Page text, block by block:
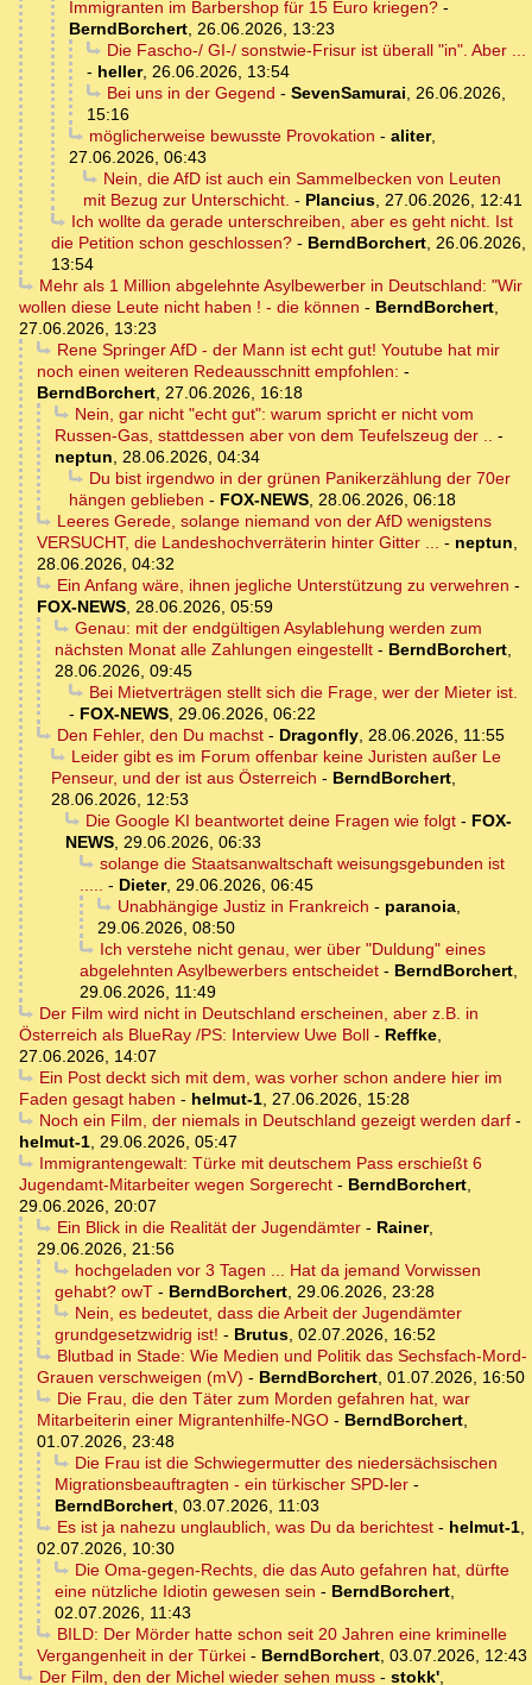
Immigranten im Barbershop für 15 Euro kriegen? -
BerndBorchert, 26.06.2026, 13:23
Die Fascho-/ GI-/ sonstwie-Frisur ist überall "in". Aber ...
- heller, 26.06.2026, 13:54
Bei uns in der Gegend - SevenSamurai, 26.06.2026,
15:16
möglicherweise bewusste Provokation - aliter,
27.06.2026, 06:43
Nein, die AfD ist auch ein Sammelbecken von Leuten
mit Bezug zur Unterschicht. - Plancius, 27.06.2026, 12:41
Ich wollte da gerade unterschreiben, aber es geht nicht. Ist
die Petition schon geschlossen? - BerndBorchert, 26.06.2026,
13:54
Mehr als 1 Million abgelehnte Asylbewerber in Deutschland: "Wir
wollen diese Leute nicht haben ! - die können - BerndBorchert,
27.06.2026, 13:23
Rene Springer AfD - der Mann ist echt gut! Youtube hat mir
noch einen weiteren Redeausschnitt empfohlen: -
BerndBorchert, 27.06.2026, 16:18
Nein, gar nicht "echt gut": warum spricht er nicht vom
Russen-Gas, stattdessen aber von dem Teufelszeug der .. -
neptun, 28.06.2026, 04:34
Du bist irgendwo in der grünen Panikerzählung der 70er
hängen geblieben - FOX-NEWS, 28.06.2026, 06:18
Leeres Gerede, solange niemand von der AfD wenigstens
VERSUCHT, die Landeshochverräterin hinter Gitter ... - neptun,
28.06.2026, 04:32
Ein Anfang wäre, ihnen jegliche Unterstützung zu verwehren -
FOX-NEWS, 28.06.2026, 05:59
Genau: mit der endgültigen Asylablehung werden zum
nächsten Monat alle Zahlungen eingestellt - BerndBorchert,
28.06.2026, 09:45
Bei Mietverträgen stellt sich die Frage, wer der Mieter ist.
- FOX-NEWS, 29.06.2026, 06:22
Den Fehler, den Du machst- Dragonfly, 28.06.2026, 11:55
Leider gibt es im Forum offenbar keine Juristen außer Le
Penseur, und der ist aus Österreich - BerndBorchert,
28.06.2026, 12:53
Die Google KI beantwortet deine Fragen wie folgt- FOX-
NEWS, 29.06.2026, 06:33
solange die Staatsanwaltschaft weisungsgebunden ist
..... - Dieter, 29.06.2026, 06:45
Unabhängige Justiz in Frankreich - paranoia,
29.06.2026, 08:50
Ich verstehe nicht genau, wer über "Duldung" eines
abgelehnten Asylbewerbers entscheidet - BerndBorchert,
29.06.2026, 11:49
Der Film wird nicht in Deutschland erscheinen, aber z.B. in
Österreich als BlueRay /PS: Interview Uwe Boll - Reffke,
27.06.2026, 14:07
Ein Post deckt sich mit dem, was vorher schon andere hier im
Faden gesagt haben - helmut-1, 27.06.2026, 15:28
Noch ein Film, der niemals in Deutschland gezeigt werden darf-
helmut-1, 29.06.2026, 05:47
Immigrantengewalt: Türke mit deutschem Pass erschießt 6
Jugendamt-Mitarbeiter wegen Sorgerecht - BerndBorchert,
29.06.2026, 20:07
Ein Blick in die Realität der Jugendämter- Rainer,
29.06.2026, 21:56
hochgeladen vor 3 Tagen ... Hat da jemand Vorwissen
gehabt? owT - BerndBorchert, 29.06.2026, 23:28
Nein, es bedeutet, dass die Arbeit der Jugendämter
grundgesetzwidrig ist! - Brutus, 02.07.2026, 16:52
Blutbad in Stade: Wie Medien und Politik das Sechsfach-Mord-
Grauen verschweigen (mV) - BerndBorchert, 01.07.2026, 16:50
Die Frau, die den Täter zum Morden gefahren hat, war
Mitarbeiterin einer Migrantenhilfe-NGO - BerndBorchert,
01.07.2026, 23:48
Die Frau ist die Schwiegermutter des niedersächsischen
Migrationsbeauftragten - ein türkischer SPD-ler -
BerndBorchert, 03.07.2026, 11:03
Es ist ja nahezu unglaublich, was Du da berichtest- helmut-1,
02.07.2026, 10:30
Die Oma-gegen-Rechts, die das Auto gefahren hat, dürfte
eine nützliche Idiotin gewesen sein - BerndBorchert,
02.07.2026, 11:43
BILD: Der Mörder hatte schon seit 20 Jahren eine kriminelle
Vergangenheit in der Türkei - BerndBorchert, 03.07.2026, 12:43
Der Film, den der Michel wieder sehen muss- stokk',